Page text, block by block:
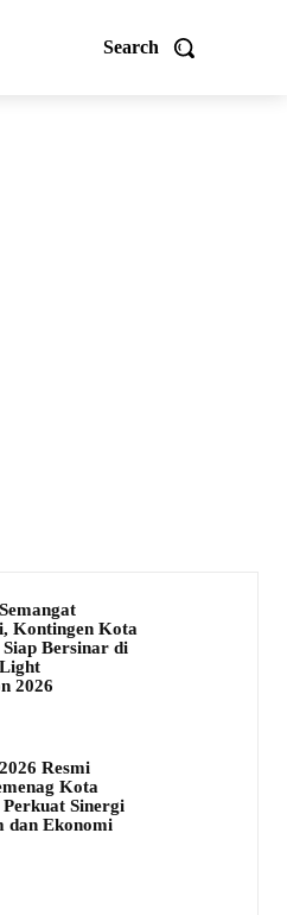
Search
Kontingen Kota
Bersinar di
2026
Resmi
Kota
Sinergi
dan Ekonomi